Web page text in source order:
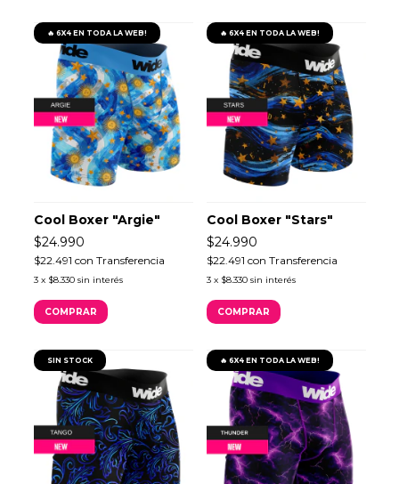
🔥 6X4 EN TODA LA WEB!
Cool Boxer "Argie"
$24.990
$22.491 con Transferencia
3 x $8.330 sin interés
COMPRAR
🔥 6X4 EN TODA LA WEB!
Cool Boxer "Stars"
$24.990
$22.491 con Transferencia
3 x $8.330 sin interés
COMPRAR
SIN STOCK 🔥 6X4 EN TODA LA WEB!